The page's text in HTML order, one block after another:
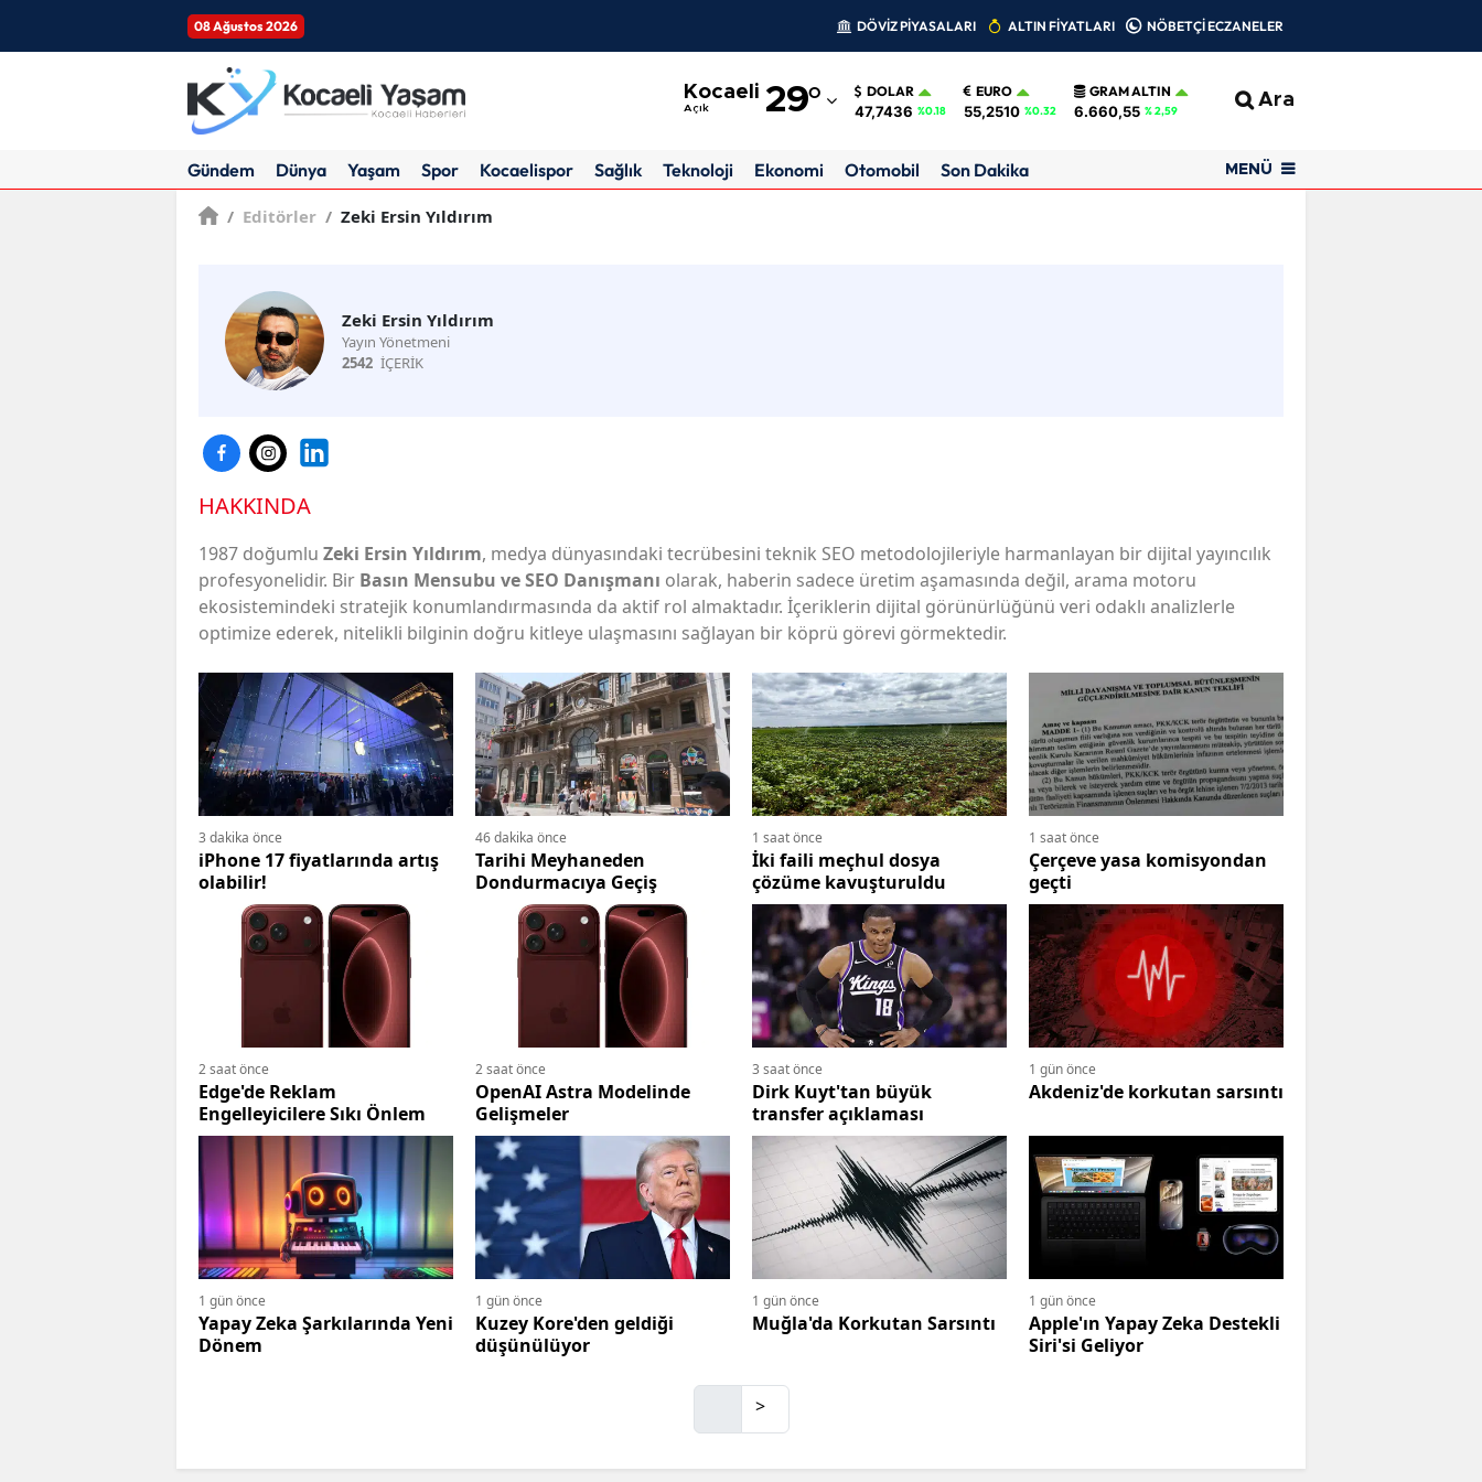
08 Ağustos 2026 DÖVİZ PİYASALARI ALTIN FİYATLARI NÖBETÇİ ECZANELER
Kocaeli
Açık 29°
Adıyaman
Bingöl
Bitlis
Burdur
Bursa
Çanakkale
Çankırı
Çorum
Diyarbakır
Edirne
Erzincan
Erzurum
Eskişehir
Gaziantep
Giresun
Gümüşhane
Isparta
DOLAR
47,7436 %0.18
EURO
55,2510 %0.32
GRAM ALTIN
6.660,55 % 2,59 Ara
Gündem Dünya Yaşam Spor Kocaelispor Sağlık Teknoloji Ekonomi Otomobil Son Dakika MENÜ
/ Editörler / Zeki Ersin Yıldırım
Zeki Ersin Yıldırım
Yayın Yönetmeni
2542 İÇERİK
HAKKINDA
1987 doğumlu Zeki Ersin Yıldırım, medya dünyasındaki tecrübesini teknik SEO metodolojileriyle harmanlayan bir dijital yayıncılık
profesyonelidir. Bir Basın Mensubu ve SEO Danışmanı olarak, haberin sadece üretim aşamasında değil, arama motoru
ekosistemindeki stratejik konumlandırmasında da aktif rol almaktadır. İçeriklerin dijital görünürlüğünü veri odaklı analizlerle
optimize ederek, nitelikli bilginin doğru kitleye ulaşmasını sağlayan bir köprü görevi görmektedir.
3 dakika önce
iPhone 17 fiyatlarında artış
olabilir!
46 dakika önce
Tarihi Meyhaneden
Dondurmacıya Geçiş
1 saat önce
İki faili meçhul dosya
çözüme kavuşturuldu
1 saat önce
Çerçeve yasa komisyondan
geçti
2 saat önce
Edge'de Reklam
Engelleyicilere Sıkı Önlem
2 saat önce
OpenAI Astra Modelinde
Gelişmeler
3 saat önce
Dirk Kuyt'tan büyük
transfer açıklaması
1 gün önce
Akdeniz'de korkutan sarsıntı
1 gün önce
Yapay Zeka Şarkılarında Yeni
Dönem
1 gün önce
Kuzey Kore'den geldiği
düşünülüyor
1 gün önce
Muğla'da Korkutan Sarsıntı
1 gün önce
Apple'ın Yapay Zeka Destekli
Siri'si Geliyor
>